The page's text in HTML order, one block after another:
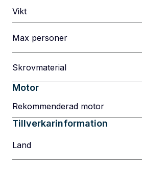
Vikt
Max personer
Skrovmaterial
Motor
Rekommenderad motor
Tillverkarinformation
Land